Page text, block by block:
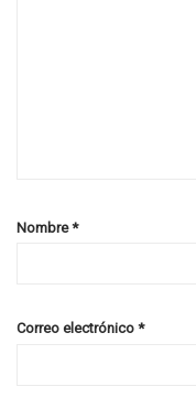
Nombre*
Correo electrónico *